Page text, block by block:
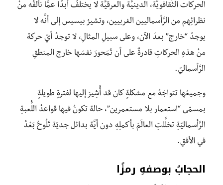
الحركات الثَّقافويَّة، الدِّينيَّة والعرقيَّة لا يختلفُ أبدًا عمَّا نألفُه منْ
نظرائِهم من الرَّأسماليين الغربيين، وتشيرُ بيسيس إلى أنَّه لا
يوجدُ “خارج” بعدَ الآن، وعلى سبيلِ المثالِ، لا توجدُ أيّ حركة
منْ هذهِ الحركاتِ قادرةٌ على أن تُمَحورَ نفسَها خارج المنطقِ
الرَّأسماليّ.
وجميعُها تتواجَهُ مع مشكلةٍ كان قد أُشِيرَ إليها لفترةٍ طويلةٍ
بمسمّى “استعمار بلا مستعمرين”، حالة تكونُ فيها قواعدُ اللُّعبةِ
الرَّأسماليّةِ تخلَّلتِ العالَمَ بأكملِهِ دون أيَّة بدائل جديّة تَلُوحُ بَعْدُ
في الأفقِ.
الحجابُ بوصفهِ رمزًا